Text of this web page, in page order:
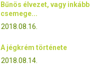
Bűnös élvezet, vagy inkább
csemege...
2018.08.16.
A jégkrém története
2018.08.14.